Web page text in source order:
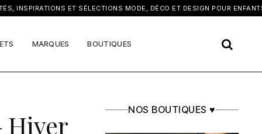
ET SÉLECTIONS MODE, DÉCO ET DESIGN POUR ENFANTS ×
MARQUES BOUTIQUES
Hiver NOS BOUTIQUES ♥